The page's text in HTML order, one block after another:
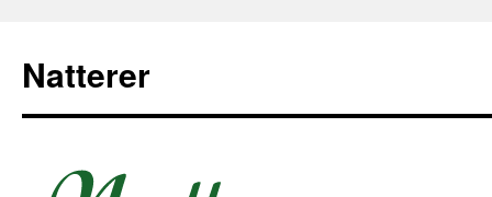
springen
Natterer